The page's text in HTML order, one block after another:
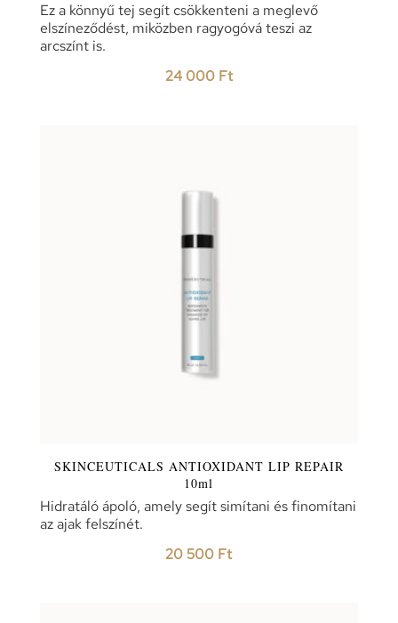
Ez a könnyű tej segít csökkenteni a meglevő
elszíneződést, miközben ragyogóvá teszi az
arcszínt is.
24 000 Ft
SKINCEUTICALS ANTIOXIDANT LIP REPAIR
10ml
Hidratáló ápoló, amely segít simítani és finomítani
az ajak felszínét.
20 500 Ft